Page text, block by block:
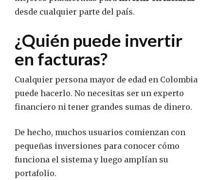
desde cualquier parte del país.
¿Quién puede invertir
en facturas?
Cualquier persona mayor de edad en Colombia
puede hacerlo. No necesitas ser un experto
financiero ni tener grandes sumas de dinero.
De hecho, muchos usuarios comienzan con
pequeñas inversiones para conocer cómo
funciona el sistema y luego amplían su
portafolio.